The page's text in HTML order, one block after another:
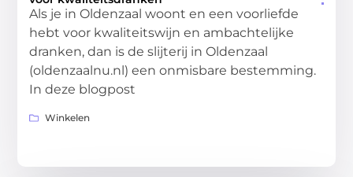
Als je in Oldenzaal woont en een voorliefde
hebt voor kwaliteitswijn en ambachtelijke
dranken, dan is de slijterij in Oldenzaal
(oldenzaalnu.nl) een onmisbare bestemming.
In deze blogpost
Winkelen